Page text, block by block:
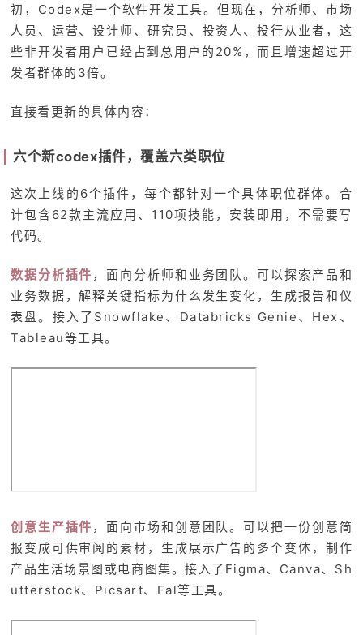
初，Codex是一个软件开发工具。但现在，分析师、市场
人员、运营、设计师、研究员、投资人、投行从业者，这
些非开发者用户已经占到总用户的20%，而且增速超过开
发者群体的3倍。
直接看更新的具体内容：
六个新codex插件，覆盖六类职位
这次上线的6个插件，每个都针对一个具体职位群体。合
计包含62款主流应用、110项技能，安装即用，不需要写
代码。
数据分析插件 ，面向分析师和业务团队。可以探索产品和
业务数据，解释关键指标为什么发生变化，生成报告和仪
表盘。接入了Snowflake、Databricks Genie、Hex、
Tableau等工具。
创意生产插件 ，面向市场和创意团队。可以把一份创意简
报变成可供审阅的素材，生成展示广告的多个变体，制作
产品生活场景图或电商图集。接入了Figma、Canva、Sh
utterstock、Picsart、Fal等工具。